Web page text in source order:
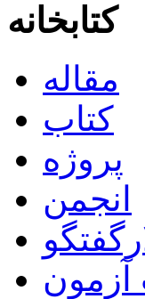
کتابخانه
مقاله
کتاب
پروژه
انجمن